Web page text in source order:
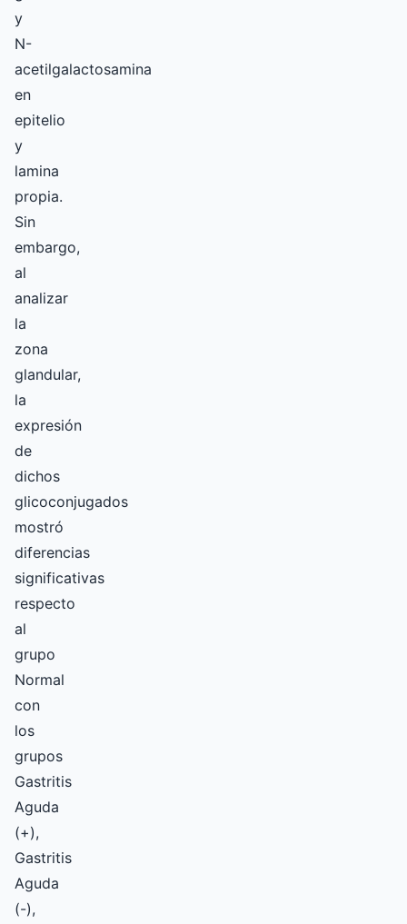
y
N-
acetilgalactosamina
en
epitelio
y
lamina
propia.
Sin
embargo,
al
analizar
la
zona
glandular,
la
expresión
de
dichos
glicoconjugados
mostró
diferencias
significativas
respecto
al
grupo
Normal
con
los
grupos
Gastritis
Aguda
(+),
Gastritis
Aguda
(-),